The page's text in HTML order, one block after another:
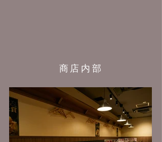
商店内部